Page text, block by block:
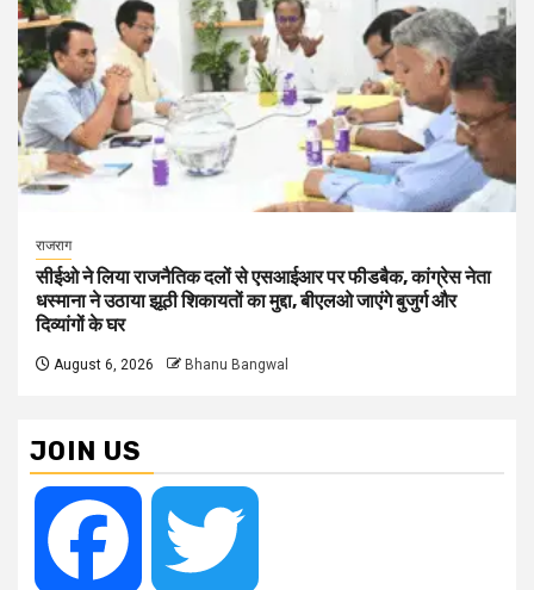
राजराग
सीईओ ने लिया राजनैतिक दलों से एसआईआर पर फीडबैक, कांग्रेस नेता
धस्माना ने उठाया झूठी शिकायतों का मुद्दा, बीएलओ जाएंगे बुजुर्ग और
दिव्यांगों के घर
August 6, 2026 Bhanu Bangwal
JOIN US
Facebook